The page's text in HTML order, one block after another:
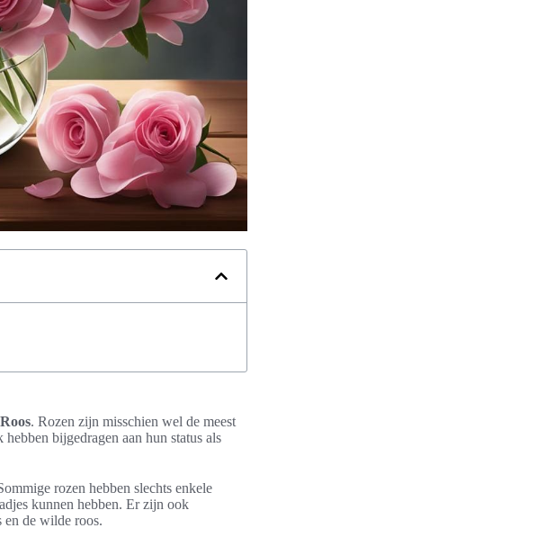
. Rozen zijn misschien wel de meest
bijgedragen aan hun status als
rozen hebben slechts enkele
kunnen hebben. Er zijn ook
en de wilde roos.